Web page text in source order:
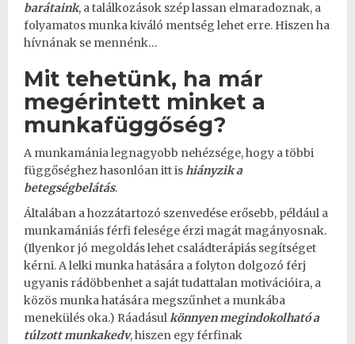
barátaink, a találkozások szép lassan elmaradoznak, a
folyamatos munka kiváló mentség lehet erre. Hiszen ha
hívnának se mennénk…
Mit tehetünk, ha már
megérintett minket a
munkafüggőség?
A munkamánia legnagyobb nehézsége, hogy a többi
függőséghez hasonlóan itt ishiányzik a
betegségbelátás.
Általában a hozzátartozó szenvedése erősebb, például a
munkamániás férfi felesége érzi magát magányosnak.
(Ilyenkor jó megoldás lehet családterápiás segítséget
kérni. A lelki munka hatására a folyton dolgozó férj
ugyanis rádöbbenhet a saját tudattalan motivációira, a
közös munka hatására megszűnhet a munkába
menekülés oka.) Ráadásulkönnyen megindokolható a
túlzott munkakedv, hiszen egy férfinak